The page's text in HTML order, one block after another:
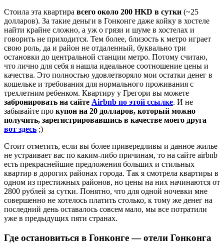
Стоила эта квартира всего около 200 HKD в сутки (~25
долларов). За такие деньги в Гонконге даже койку в хостеле
найти крайне сложно, а уж о грязи и шуме в хостелах и
говорить не приходится. Тем более, близость к метро играет
свою роль, да и район не отдаленный, буквально три
остановки до центральной станции метро. Потому считаю,
что лично для себя я нашла идеальное соотношение цены и
качества. Это полностью удовлетворяло мои остатки денег в
кошельке и требования для нормального проживания с
трехлетним ребенком. Квартиру у Грегори вы можете
забронировать на сайте Airbnb по этой ссылке. И не
забывайте про купон на 20 долларов, который можно
получить, зарегистрировавшись в качестве моего друга
вот здесь ;)
Стоит отметить, если вы более привередливы и данное жилье
не устраивает вас по каким-либо причинам, то на сайте airbnb
есть прекраснейшие предложения больших и стильных
квартир в дорогих районах города. Так я смотрела квартиры в
одном из престижных районов, но цены на них начинаются от
2800 рублей за сутки. Понятно, что для одной ночевки мне
совершенно не хотелось платить столько, к тому же денег на
последний день оставалось совсем мало, мы все потратили
уже в предыдущих пяти странах.
Где остановиться в Гонконге — отели Гонконга